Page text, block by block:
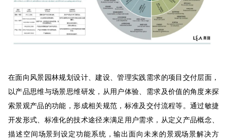
在面向风景园林规划设计、建设、管理实践需求的项目交付层面，
以产品思维与场景思维研发，从用户体验、需求及价值的角度来探
索景观产品的功能，形成相关规范，标准及交付流程等。通过敏捷
开发形式、标准化的技术途径来满足用户需求，从定义产品概念、
描述空间场景到设定功能系统，输出面向未来的景观场景解决方